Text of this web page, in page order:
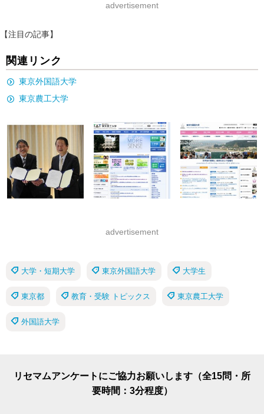
advertisement
【注目の記事】
関連リンク
東京外国語大学
東京農工大学
advertisement
大学・短期大学 東京外国語大学 大学生
東京都 教育・受験 トピックス 東京農工大学
外国語大学
リセマムアンケートにご協力お願いします（全15問・所
要時間：3分程度）